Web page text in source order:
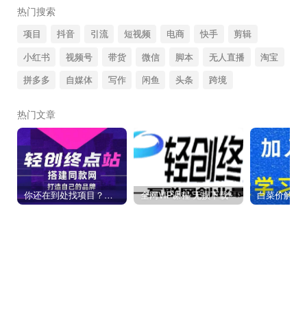
热门搜索
项目 抖音 引流 短视频 电商 快手
剪辑
小红书
视频号 带货 微信 脚本 无人直播
淘宝
拼多多
自媒体 写作 闲鱼 头条 跨境
热门文章
你还在到处找项目？还在当韭菜？我靠卖项目一个月收入5万+，曾经我也是个失败者。 全网VIP课程 无损下载~